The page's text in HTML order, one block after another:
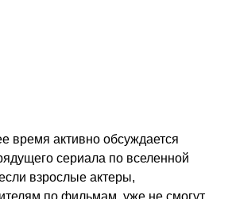
время активно обсуждается
сериала по вселенной
взрослые актеры,